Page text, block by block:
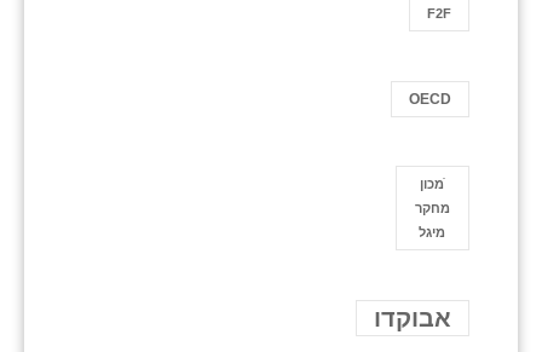
F2F
OECD
ֿמכון
מחקר
מיגל
אבוקדו